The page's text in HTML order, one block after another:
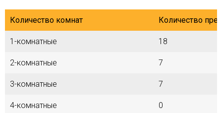
Количество комнат Количество
1-комнатные 18
2-комнатные 7
3-комнатные 7
4-комнатные 0